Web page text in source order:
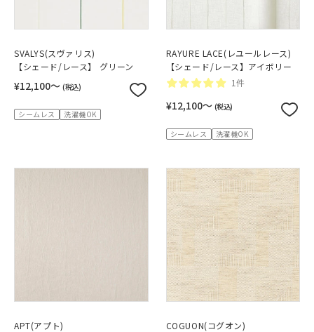
SVALYS(スヴァリス)
【シェード/レース】 グリーン
¥12,100〜 (税込)
シームレス 洗濯機OK
RAYURE LACE(レユールレース)
【シェード/レース】アイボリー
1件
¥12,100〜 (税込)
シームレス 洗濯機OK
APT(アプト)
COGUON(コグオン)